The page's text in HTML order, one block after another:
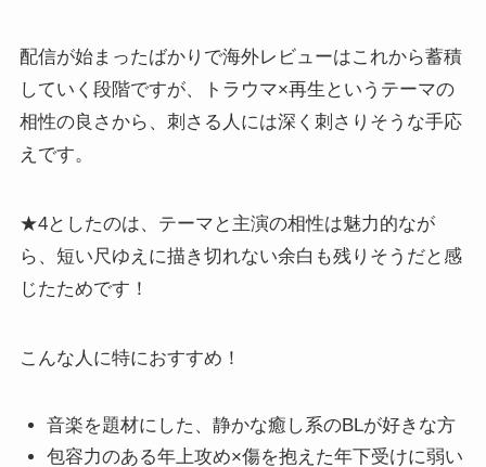
配信が始まったばかりで海外レビューはこれから蓄積
していく段階ですが、トラウマ×再生というテーマの
相性の良さから、刺さる人には深く刺さりそうな手応
えです。
★4としたのは、テーマと主演の相性は魅力的なが
ら、短い尺ゆえに描き切れない余白も残りそうだと感
じたためです！
こんな人に特におすすめ！
音楽を題材にした、静かな癒し系のBLが好きな方
包容力のある年上攻め×傷を抱えた年下受けに弱い